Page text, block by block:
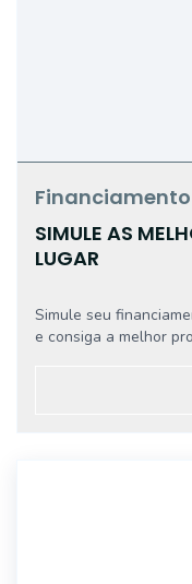
Financiamento
SIMULE AS
LUGAR
Simule seu
e consiga a melhor